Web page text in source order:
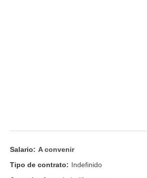
Salario: A convenir
Tipo de contrato: Indefinido